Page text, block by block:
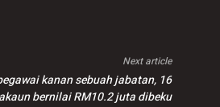
Next article
kanan sebuah jabatan, 16
akaun bernilai RM10.2 juta dibeku